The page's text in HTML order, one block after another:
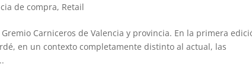
de compra, Retail
Carniceros de Valencia y provincia. En la primera
en un contexto completamente distinto al actual, las